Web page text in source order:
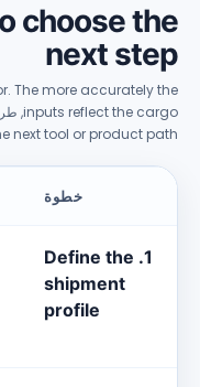
to choose
next
.The more
inputs reflect the, طريق,
for the next tool or product
Define the
shipment
profile